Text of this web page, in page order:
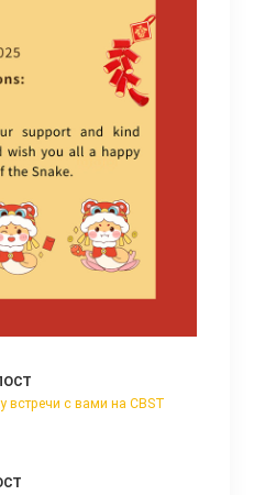
встречи с вами на CBST